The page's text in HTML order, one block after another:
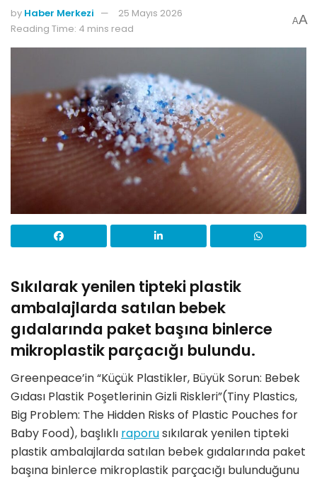
by Haber Merkezi
25 Mayıs 2026
Reading Time: 4 mins read
AA
Sıkılarak yenilen tipteki plastik
ambalajlarda satılan bebek
gıdalarında paket başına binlerce
mikroplastik parçacığı bulundu.
Greenpeace’in “Küçük Plastikler, Büyük Sorun: Bebek
Gıdası Plastik Poşetlerinin Gizli Riskleri”(Tiny Plastics,
Big Problem: The Hidden Risks of Plastic Pouches for
Baby Food), başlıklı raporusıkılarak yenilen tipteki
plastik ambalajlarda satılan bebek gıdalarında paket
başına binlerce mikroplastik parçacığı bulunduğunu